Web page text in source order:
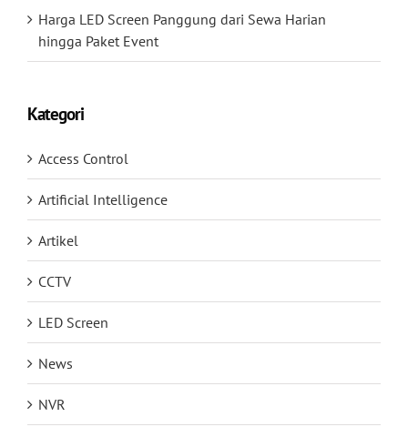
Harga LED Screen Panggung dari Sewa Harian
hingga Paket Event
Kategori
Access Control
Artificial Intelligence
Artikel
CCTV
LED Screen
News
NVR